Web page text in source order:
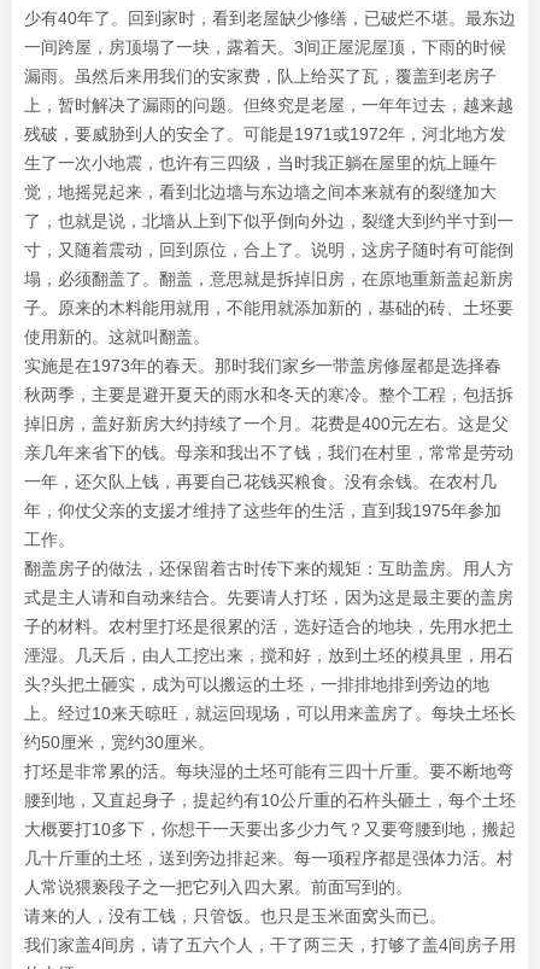
少有40年了。回到家时，看到老屋缺少修缮，已破烂不堪。最东边
一间跨屋，房顶塌了一块，露着天。3间正屋泥屋顶，下雨的时候
漏雨。虽然后来用我们的安家费，队上给买了瓦，覆盖到老房子
上，暂时解决了漏雨的问题。但终究是老屋，一年年过去，越来越
残破，要威胁到人的安全了。可能是1971或1972年，河北地方发
生了一次小地震，也许有三四级，当时我正躺在屋里的炕上睡午
觉，地摇晃起来，看到北边墙与东边墙之间本来就有的裂缝加大
了，也就是说，北墙从上到下似乎倒向外边，裂缝大到约半寸到一
寸，又随着震动，回到原位，合上了。说明，这房子随时有可能倒
塌，必须翻盖了。翻盖，意思就是拆掉旧房，在原地重新盖起新房
子。原来的木料能用就用，不能用就添加新的，基础的砖、土坯要
使用新的。这就叫翻盖。
实施是在1973年的春天。那时我们家乡一带盖房修屋都是选择春
秋两季，主要是避开夏天的雨水和冬天的寒冷。整个工程，包括拆
掉旧房，盖好新房大约持续了一个月。花费是400元左右。这是父
亲几年来省下的钱。母亲和我出不了钱，我们在村里，常常是劳动
一年，还欠队上钱，再要自己花钱买粮食。没有余钱。在农村几
年，仰仗父亲的支援才维持了这些年的生活，直到我1975年参加
工作。
翻盖房子的做法，还保留着古时传下来的规矩：互助盖房。用人方
式是主人请和自动来结合。先要请人打坯，因为这是最主要的盖房
子的材料。农村里打坯是很累的活，选好适合的地块，先用水把土
湮湿。几天后，由人工挖出来，搅和好，放到土坯的模具里，用石
头?头把土砸实，成为可以搬运的土坯，一排排地排到旁边的地
上。经过10来天晾旺，就运回现场，可以用来盖房了。每块土坯长
约50厘米，宽约30厘米。
打坯是非常累的活。每块湿的土坯可能有三四十斤重。要不断地弯
腰到地，又直起身子，提起约有10公斤重的石杵头砸土，每个土坯
大概要打10多下，你想干一天要出多少力气？又要弯腰到地，搬起
几十斤重的土坯，送到旁边排起来。每一项程序都是强体力活。村
人常说猥亵段子之一把它列入四大累。前面写到的。
请来的人，没有工钱，只管饭。也只是玉米面窝头而已。
我们家盖4间房，请了五六个人，干了两三天，打够了盖4间房子用